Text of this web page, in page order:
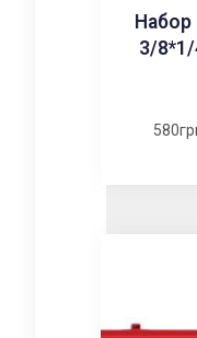
Набор
3/8*1/
580